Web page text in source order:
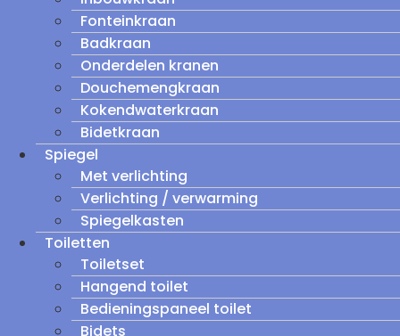
Fonteinkraan
Badkraan
Onderdelen kranen
Douchemengkraan
Kokendwaterkraan
Bidetkraan
Spiegel
Met verlichting
Verlichting / verwarming
Spiegelkasten
Toiletten
Toiletset
Hangend toilet
Bedieningspaneel toilet
Bidets